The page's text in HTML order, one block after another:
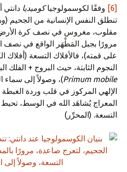
[6] وفقًا لكوسمولوجياكوميديا
تنطلق النفس الإنسانية من
مقلوب، مغروس في نصف كرة الأرض
مرورًا بجبل المَطْهَر الواقع في نصف
على قمته)، فالأفلاك التسعة (أفلاك
النجوم الثابتة، حيث البروج + الفلك
Primum mobile)، وصولاً إلى سماء
الإلهي المركوز في قلب وردة الغبطة
المعراج يُشاهَد الله في الوسط، تحيط
التسعة. (المحرِّر)